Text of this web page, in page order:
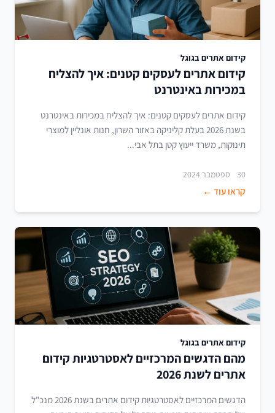
קידום אתרים בגוגל
קידום אתרים לעסקים קטנים: איך להצליח
במכירות באינטרנט
קידום אתרים לעסקים קטנים: איך להצליח במכירות באינטרנט
בשנת 2026 בעלת קליניקה באזור השרון, חנות אונליין למוצרי
תינוקות, משרד ייעוץ קטן בתל אבי...
30 ספטמבר 2024
קראו עוד ←
קידום אתרים בגוגל
מהם הדגשים המרכזיים לאסטרטגיות קידום
אתרים לשנת 2026
הדגשים המרכזיים לאסטרטגיות קידום אתרים בשנת 2026 מנכ"ל